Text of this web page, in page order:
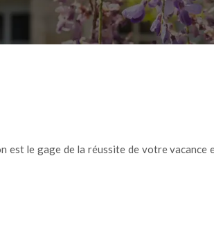
est le gage de la réussite de votre vacance